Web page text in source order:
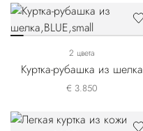
2 цвета
Куртка-рубашка из шелка
€ 3.850